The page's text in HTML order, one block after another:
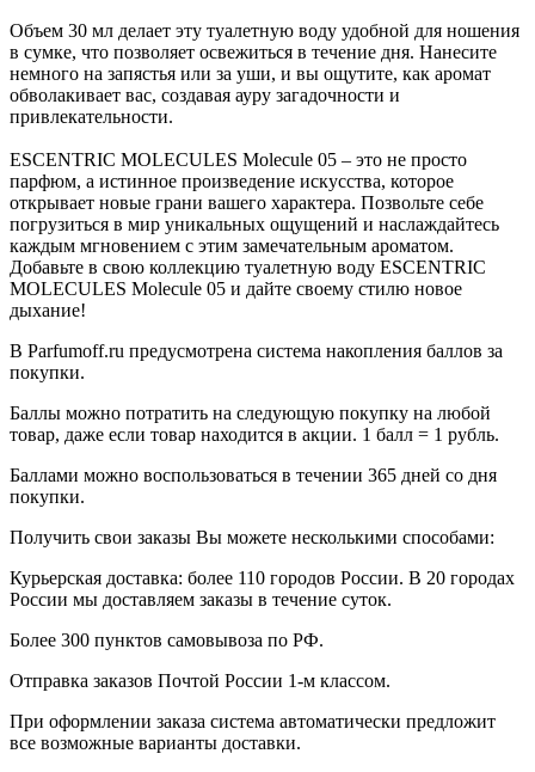
Объем 30 мл делает эту туалетную воду удобной для ношения
в сумке, что позволяет освежиться в течение дня. Нанесите
немного на запястья или за уши, и вы ощутите, как аромат
обволакивает вас, создавая ауру загадочности и
привлекательности.
ESCENTRIC MOLECULES Molecule 05 – это не просто
парфюм, а истинное произведение искусства, которое
открывает новые грани вашего характера. Позвольте себе
погрузиться в мир уникальных ощущений и наслаждайтесь
каждым мгновением с этим замечательным ароматом.
Добавьте в свою коллекцию туалетную воду ESCENTRIC
MOLECULES Molecule 05 и дайте своему стилю новое
дыхание!
В Parfumoff.ru предусмотрена система накопления баллов за
покупки.
Баллы можно потратить на следующую покупку на любой
товар, даже если товар находится в акции. 1 балл = 1 рубль.
Баллами можно воспользоваться в течении 365 дней со дня
покупки.
Получить свои заказы Вы можете несколькими способами:
Курьерская доставка: более 110 городов России. В 20 городах
России мы доставляем заказы в течение суток.
Более 300 пунктов самовывоза по РФ.
Отправка заказов Почтой России 1-м классом.
При оформлении заказа система автоматически предложит
все возможные варианты доставки.